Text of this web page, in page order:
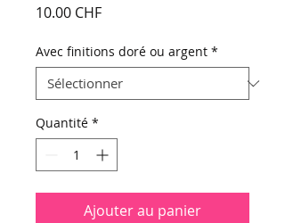
10.00 CHFPrix
Avec finitions doré ou argent *
Quantité *
Ajouter au panier